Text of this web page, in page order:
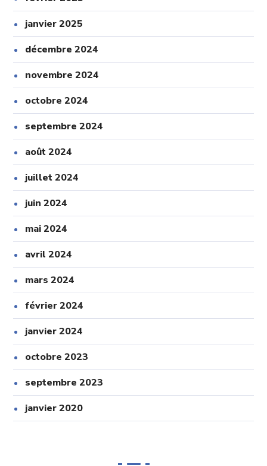
janvier 2025
décembre 2024
novembre 2024
octobre 2024
septembre 2024
août 2024
juillet 2024
juin 2024
mai 2024
avril 2024
mars 2024
février 2024
janvier 2024
octobre 2023
septembre 2023
janvier 2020